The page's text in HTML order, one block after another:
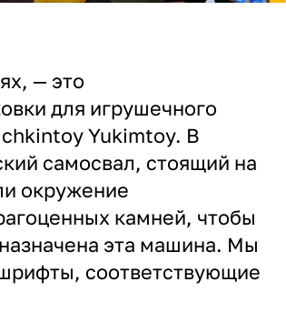
— это
для игрушечного
Yukimtoy. В
самосвал, стоящий на
окружение
камней, чтобы
эта машина. Мы
соответствующие